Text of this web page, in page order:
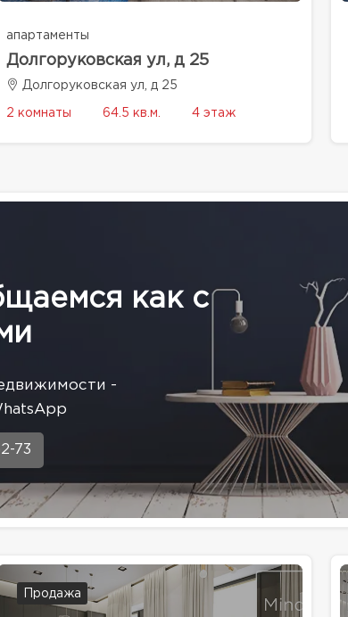
апартаменты
Долгоруковская ул, д 25
Долгоруковская ул, д 25
2 комнаты 64.5 кв.м. 4 этаж
как с
-
73
Продажа